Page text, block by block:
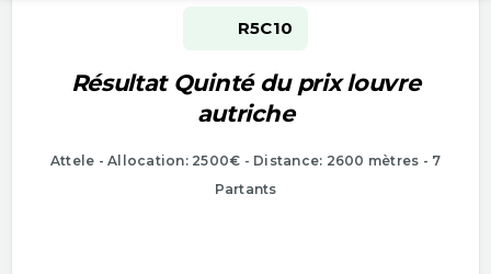
R5C10
Résultat Quinté du prix louvre
autriche
Attele - Allocation: 2500€ - Distance: 2600 mètres - 7
Partants